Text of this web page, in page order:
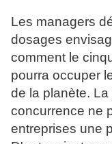
Les managers
dosages
comment le
pourra occuper
de la planète.
concurrence ne
entreprises une